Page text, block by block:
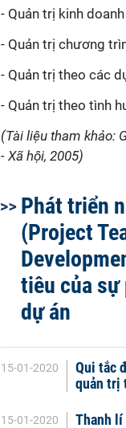
- Quản trị kinh
- Quản trị chương
- Quản trị theo các
- Quản trị theo tình
(Tài liệu tham khảo:
- Xã hội, 2005)
Phát triển
(Project
tiêu của sự
dự án
15-01-2020
Qui tắc
quản trị
15-01-2020 Thanh